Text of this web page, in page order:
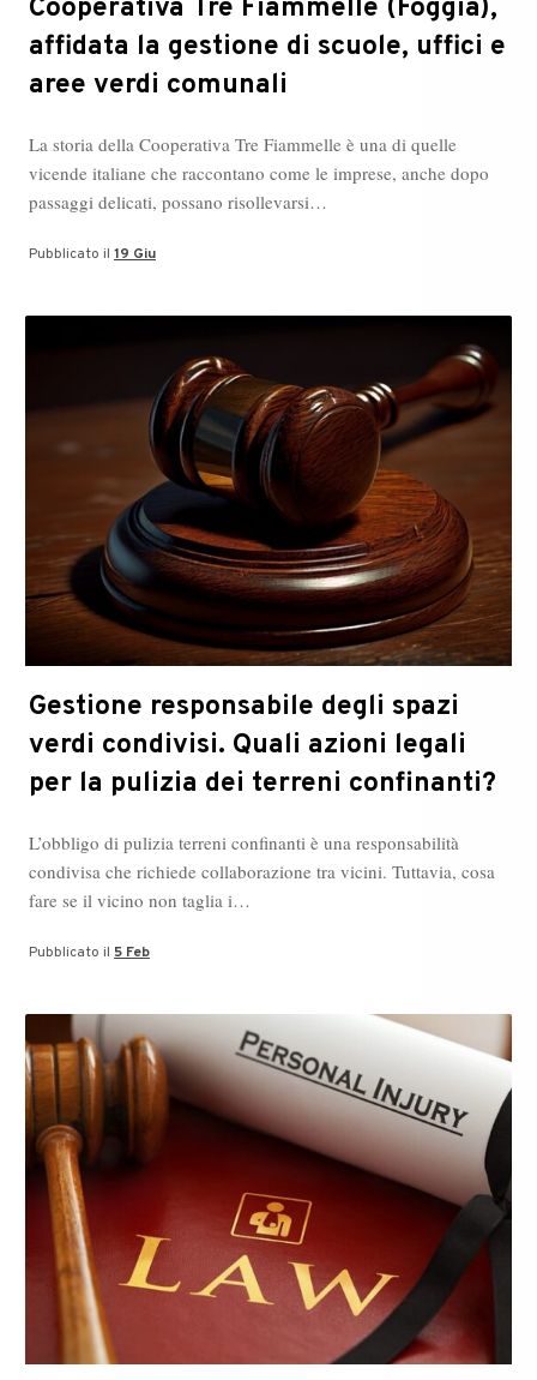
Cooperativa Tre Fiammelle (Foggia),
affidata la gestione di scuole, uffici e
aree verdi comunali
La storia della Cooperativa Tre Fiammelle è una di quelle
vicende italiane che raccontano come le imprese, anche dopo
passaggi delicati, possano risollevarsi…
Pubblicato il 19 Giu
Gestione responsabile degli spazi
verdi condivisi. Quali azioni legali
per la pulizia dei terreni confinanti?
L’obbligo di pulizia terreni confinanti è una responsabilità
condivisa che richiede collaborazione tra vicini. Tuttavia, cosa
fare se il vicino non taglia i…
Pubblicato il 5 Feb